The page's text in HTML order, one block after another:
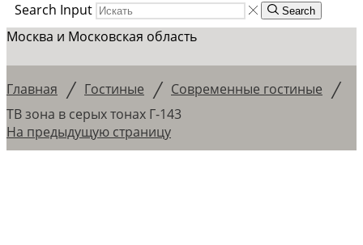
Search Input
Search
Москва и Московская область
Главная / Гостиные / Современные гостиные /
ТВ зона в серых тонах Г-143
На предыдущую страницу